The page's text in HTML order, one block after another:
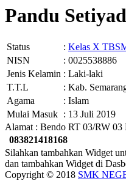
Pandu
Status : Kelas X
NISN
: 0025538886
Jenis Kelamin : Laki-laki
T.T.L
: Kab.
Agama
: Islam
Mulai Masuk : 13 Juli 2019
Alamat : Bendo RT 03/RW 03
083821418168
Silahkan tambahkan Widget
dan tambahkan Widget di
Copyright © 2018 SMK